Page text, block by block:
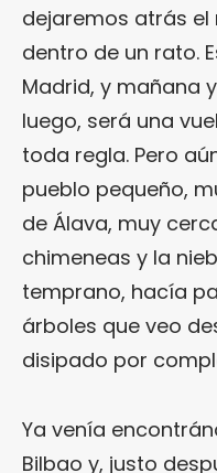
dejaremos atrás
dentro de un rato.
Madrid, y mañana
luego, será una
toda regla. Pero
pueblo pequeño,
de Álava, muy
chimeneas y la
temprano, hacía
árboles que veo
disipado por
Ya venía
Bilbao y, justo